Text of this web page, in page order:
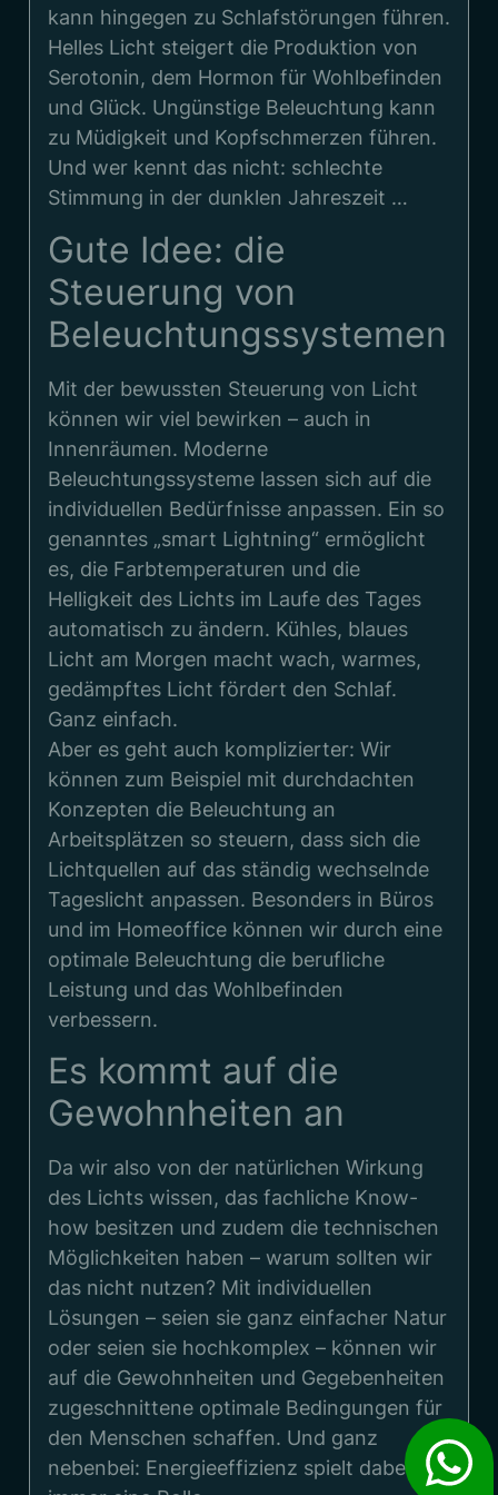
kann hingegen zu Schlafstörungen führen.
Helles Licht steigert die Produktion von
Serotonin, dem Hormon für Wohlbefinden
und Glück. Ungünstige Beleuchtung kann
zu Müdigkeit und Kopfschmerzen führen.
Und wer kennt das nicht: schlechte
Stimmung in der dunklen Jahreszeit …
Gute Idee: die
Steuerung von
Beleuchtungssystemen
Mit der bewussten Steuerung von Licht
können wir viel bewirken – auch in
Innenräumen. Moderne
Beleuchtungssysteme lassen sich auf die
individuellen Bedürfnisse anpassen. Ein so
genanntes „smart Lightning“ ermöglicht
es, die Farbtemperaturen und die
Helligkeit des Lichts im Laufe des Tages
automatisch zu ändern. Kühles, blaues
Licht am Morgen macht wach, warmes,
gedämpftes Licht fördert den Schlaf.
Ganz einfach.
Aber es geht auch komplizierter: Wir
können zum Beispiel mit durchdachten
Konzepten die Beleuchtung an
Arbeitsplätzen so steuern, dass sich die
Lichtquellen auf das ständig wechselnde
Tageslicht anpassen. Besonders in Büros
und im Homeoffice können wir durch eine
optimale Beleuchtung die berufliche
Leistung und das Wohlbefinden
verbessern.
Es kommt auf die
Gewohnheiten an
Da wir also von der natürlichen Wirkung
des Lichts wissen, das fachliche Know-
how besitzen und zudem die technischen
Möglichkeiten haben – warum sollten wir
das nicht nutzen? Mit individuellen
Lösungen – seien sie ganz einfacher Natur
oder seien sie hochkomplex – können wir
auf die Gewohnheiten und Gegebenheiten
zugeschnittene optimale Bedingungen für
den Menschen schaffen. Und ganz
nebenbei: Energieeffizienz spielt dabei